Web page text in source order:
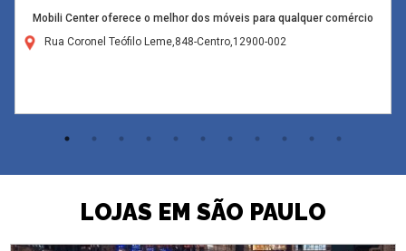
Mobili Center oferece o melhor dos móveis para qualquer comércio
Rua Coronel Teófilo Leme,848-Centro,12900-002
LOJAS EM SÃO PAULO